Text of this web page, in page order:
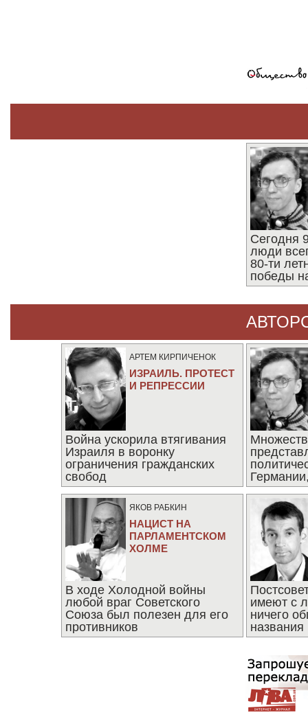
Сегодня
люди
80-ти
победы
АРТЕМ КИРПИЧЕНОК
ИЗРАИЛЬ. ПРОТЕСТ
И РЕПРЕССИИ
Война ускорила втягивания
Израиля в воронку
ограничения гражданских
свобод
ЯКОВ РАБКИН
НАЦИСТ НА
ПАРЛАМЕНТСКОМ
ХОЛМЕ
В ходе Холодной войны
любой враг Советского
Союза был полезен для его
противников
имеют с
ничего
названия